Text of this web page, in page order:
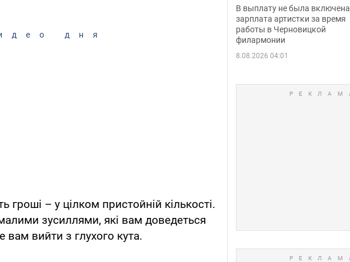
дня
гроші – у цілком пристойній кількості.
зусиллями, які вам доведеться
вийти з глухого кута.
сколько получала
певица
В выплату не была включена
зарплата артистки за время
работы в Черновицкой
филармонии
8.08.2026 04:01